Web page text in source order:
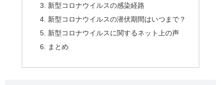
新型コロナウイルスの感染経路
新型コロナウイルスの潜伏期間はいつまで？
新型コロナウイルスに関するネット上の声
まとめ